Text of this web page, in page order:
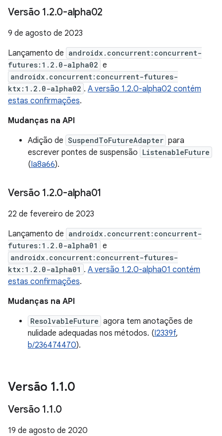
Versão 1.2.0-alpha02
9 de agosto de 2023
Lançamento de androidx.concurrent:concurrent-
futures:1.2.0-alpha02 e
androidx.concurrent:concurrent-futures-
ktx:1.2.0-alpha02 . A versão 1.2.0-alpha02 contém
estas confirmações.
Mudanças na API
Adição de SuspendToFutureAdapter para
escrever pontes de suspensão ListenableFuture
(Ia8a66).
Versão 1.2.0-alpha01
22 de fevereiro de 2023
Lançamento de androidx.concurrent:concurrent-
futures:1.2.0-alpha01
e
androidx.concurrent:concurrent-futures-
ktx:1.2.0-alpha01 . A versão 1.2.0-alpha01 contém
estas confirmações.
Mudanças na API
ResolvableFuture agora tem anotações de
nulidade adequadas nos métodos. (I2339f,
b/236474470).
Versão 1.1.0
Versão 1.1.0
19 de agosto de 2020